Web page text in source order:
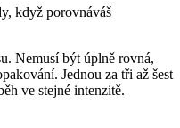
když porovnáváš
Nemusí být úplně rovná,
Jednou za tři až šest
ve stejné intenzitě.